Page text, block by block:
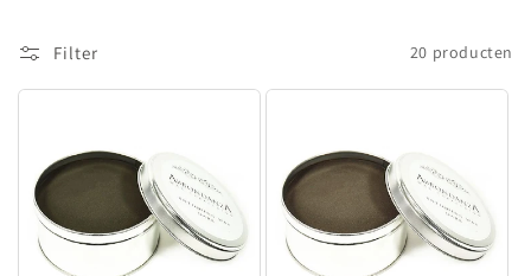
e
c
Filter 20 producten